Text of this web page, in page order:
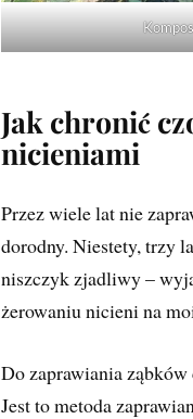
Jak chronić
nicieniami
Przez wiele lat nie
dorodny. Niestety, trzy
niszczyk zjadliwy –
żerowaniu nicieni na
Do zaprawiania
Jest to metoda